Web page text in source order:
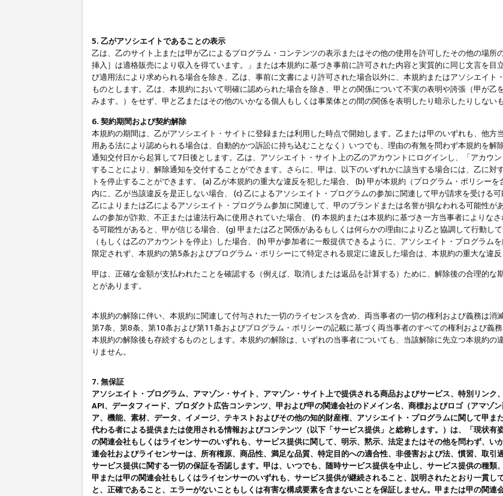
5. 乙がアソシエイトであることの表示
乙は、乙のサイト上または甲が乙によるプログラム・コンテンツの表示またはその他の使用を許可したその他の場
挿入］は適格販売により収入を得ています。」または本規約に基づき事前に許可された内容と実質的に同じ文言を目
び適用法により求められる場合を除き、乙は、事前に文書により許可された場合以外に、本規約またはアソシエイ
ものとします。乙は、本規約において明確に認められた場合を除き、甲との関係について不実の表明や誇張（甲が
みます。）をせず、甲と乙またはその他のいかなる個人もしくは事業体との間の関係を表明したり暗示したりしないも
6. 契約期間および契約解除
本規約の期間は、乙がアソシエイト・サイトに登録または利用した時点で開始します。乙または甲のいずれも、他
用ある法により認められる場合は、自動的かつ訴訟に持ち込むことなく）いつでも、理由の有無を問わず本規約を解
通知交付日から起算して7日後とします。乙は、アソシエイト・サイト上の乙のアカウントにログインし、「アカウ
することにより、解除通知を交付することができます。さらに、甲は、以下のいずれかに該当する場合には、乙に
トを停止することができます。 (a) 乙が本規約の重大な違反を犯した場合、 (b) 甲が本規約（プログラム・ポリシー
内に、乙が当該違反を是正しない場合、 (c) 乙によるアソシエイト・プログラムの参加に関連して甲が請求を受ける
乙によりまたは乙によるアソシエイト・プログラム参加に関連して、甲のブランドまたは名誉が損なわれる可能性が
ムの参加が詐欺、不正または違法行為に使用されていた場合、 (f) 本規約または本規約に基づき一方当事者によりな
る可能性があると、甲が信じる場合、 (g) 甲または乙と関係があるもしくは何らかの理由により乙と協調して行動し
（もしくは乙のアカウントを停止）した場合、 (h) 甲が参加者に一般提供できるように、アソシエイト・プログラム
限定されず、本規約の第5条およびプログラム・ポリシーにて特定される規定に違反した場合は、本規約の重大な違反
甲は、正確な金額が支払われたことを確認する（例えば、取消しまたは返品を計算する）ために、解除後の合理的な
とがあります。
本規約の解除に伴い、本規約に関連して付与された一切のライセンスを含め、両当事者の一切の権利および義務は消
第7条、第8条、第10条および第11条およびプログラム・ポリシーの記載に基づく両当事者のすべての権利および義
本規約の解除後も存続するものとします。本規約の解除は、いずれの当事者についても、当該解除に先立つ本規約
りません。
7. 無保証
アソシエイト・プログラム、アマゾン・サイト、アマゾン・サイト上で提供される商品およびサービス、特別リ
API、データフィード、プロダクト広告コンテンツ、甲および甲の関連会社のドメイン名、商標およびロゴ（アマゾ
ア、機能、素材、データ、イメージ、テキストおよびその他の知的財産権、アソシエイト・プログラムに関して甲
代わる者による提供または使用される情報およびコンテンツ（以下「サービス提供」と総称します。）は、「現状有
の関連会社もしくはライセンサーのいずれも、サービス提供に関して、明示、黙示、法定またはその他を問わず、
連会社およびライセンサーは、所有権原、商品性、満足な品質、特定目的への適合性、非侵害および法、慣習、取引
サービス提供に関する一切の保証を否認します。甲は、いつでも、随時サービス提供を中止し、サービス提供の種類
甲または甲の関連会社もしくはライセンサーのいずれも、サービス提供が継続されること、説明されたとおり一貫し
と、正確であること、エラーがないこともしくは有害な構成要素を含まないことを保証しません。甲または甲の関